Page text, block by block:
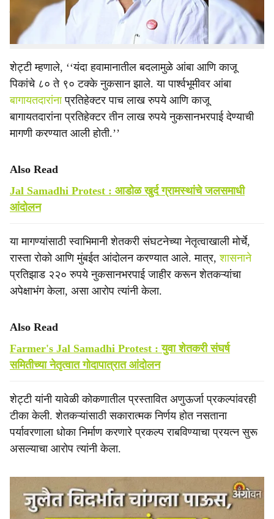
कोकणातील शेतकऱ्यांनी मोठ्या संख्येने सहभागी व्हावे, असे
आवाहनही त्यांनी केले.
शेट्टी म्हणाले, ‘‘यंदा हवामानातील बदलामुळे आंबा आणि काजू
पिकांचे ८० ते ९० टक्के नुकसान झाले. या पार्श्वभूमीवर आंबा
बागायतदारांनाप्रतिहेक्टर पाच लाख रुपये आणि काजू
बागायतदारांना प्रतिहेक्टर तीन लाख रुपये नुकसानभरपाई देण्याची
मागणी करण्यात आली होती.’’
Also Read
Jal Samadhi Protest : आडोळ खुर्द ग्रामस्थांचे जलसमाधी
आंदोलन
या मागण्यांसाठी स्वाभिमानी शेतकरी संघटनेच्या नेतृत्वाखाली मोर्चे,
रास्ता रोको आणि मुंबईत आंदोलन करण्यात आले. मात्र,शासनाने
प्रतिझाड २२० रुपये नुकसानभरपाई जाहीर करून शेतकऱ्यांचा
अपेक्षाभंग केला, असा आरोप त्यांनी केला.
Also Read
Farmer's Jal Samadhi Protest : युवा शेतकरी संघर्ष
समितीच्या नेतृत्वात गोदापात्रात आंदोलन
शेट्टी यांनी यावेळी कोकणातील प्रस्तावित अणुऊर्जा प्रकल्पांवरही
टीका केली. शेतकऱ्यांसाठी सकारात्मक निर्णय होत नसताना
पर्यावरणाला धोका निर्माण करणारे प्रकल्प राबविण्याचा प्रयत्न सुरू
असल्याचा आरोप त्यांनी केला.